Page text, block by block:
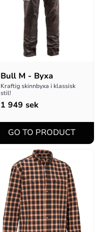
Bull M - Byxa
Kraftig skinnbyxa i klassisk
stil!
1 949 sek